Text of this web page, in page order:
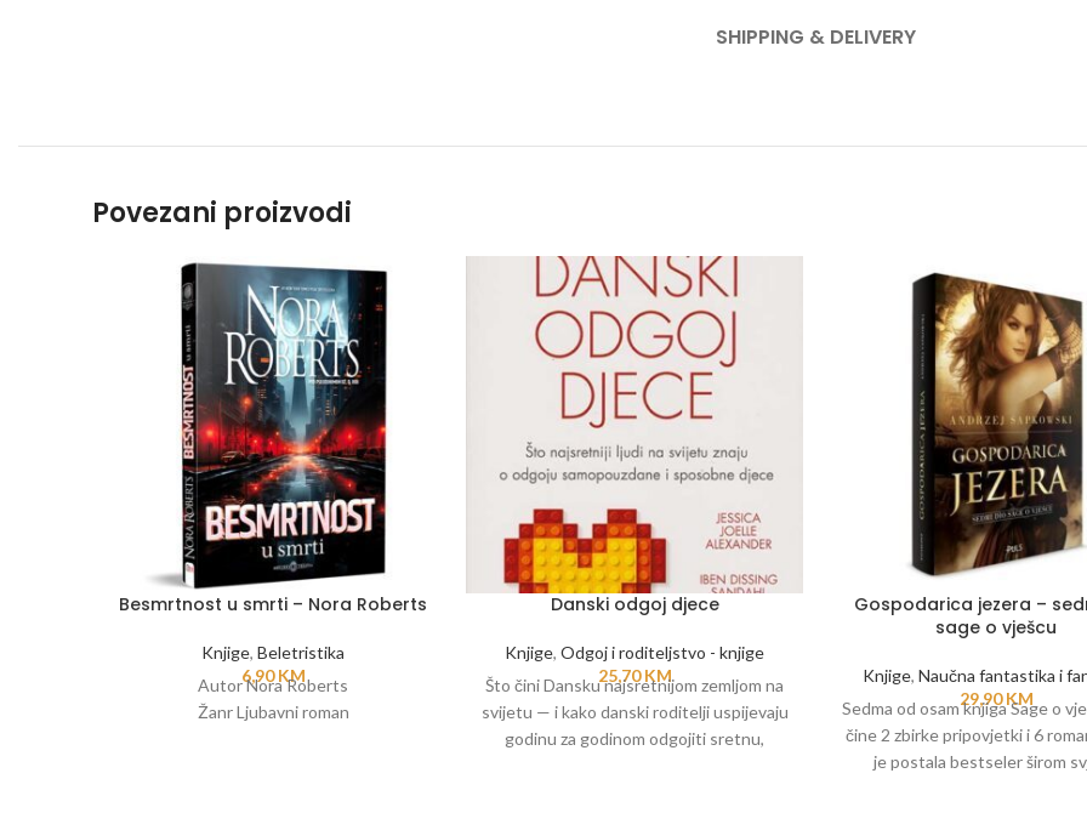
SHIPPING & DELIVERY
Povezani proizvodi
Besmrtnost u smrti – Nora Roberts
Knjige, Beletristika
6,90KM
Autor Nora Roberts
Žanr Ljubavni roman
Danski odgoj djece
Knjige, Odgoj i roditeljstvo - knjige
25,70KM
Što čini Dansku najsretnijom zemljom na
svijetu — i kako danski roditelji uspijevaju
godinu za godinom odgojiti sretnu,
Gospodarica jezera –
sage o vješcu
Knjige, Naučna fantastika i
29,90KM
Sedma od osam knjiga Sage o
čine 2 zbirke pripovjetki i 6
je postala bestseler širom